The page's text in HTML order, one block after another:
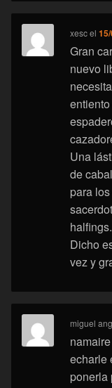
xescel
Gran
nuevo
Una
de
para
halfings.
Dicho
vez y
miguel
echarle
ponerla